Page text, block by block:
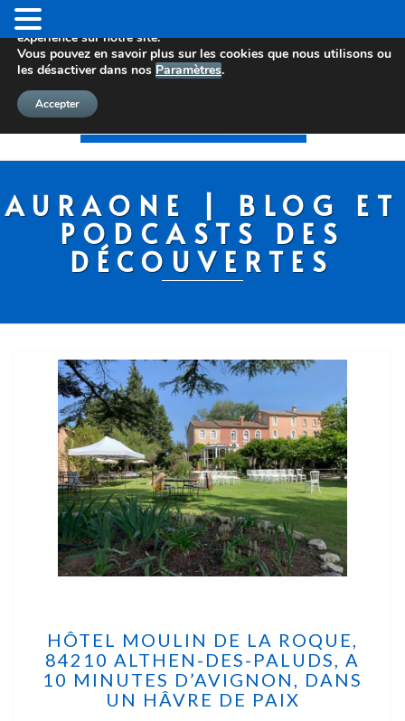
AURAONE | BLOG ET
PODCASTS DES
DÉCOUVERTES
HÔTEL MOULIN DE LA ROQUE,
84210 ALTHEN-DES-PALUDS, A
10 MINUTES D’AVIGNON, DANS
UN HÂVRE DE PAIX
Nous utilisons des cookies pour vous offrir la meilleure
expérience sur notre site.
Vous pouvez en savoir plus sur les cookies que nous utilisons ou
les désactiver dans nos Paramètres.
Accepter